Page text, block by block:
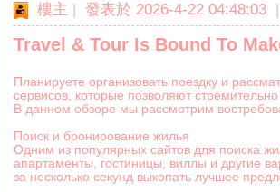
樓主 | 發表於 2026-4-22 04:48:03 |
Travel & Tour Is Bound To
Планируете организовать поездку и
сервисов, которые позволяют
В данном обзоре мы рассмотрим
Поиск и бронирование жилья
Одним из популярных сайтов для поиска
апартаменты, гостиницы, виллы и другие
за несколько секунд выкопать лучшее